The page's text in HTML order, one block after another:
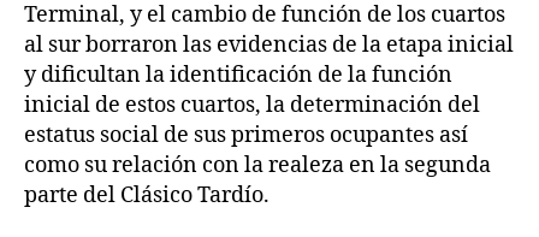
Terminal, y el cambio de función de los cuartos
al sur borraron las evidencias de la etapa inicial
y dificultan la identificación de la función
inicial de estos cuartos, la determinación del
estatus social de sus primeros ocupantes así
como su relación con la realeza en la segunda
parte del Clásico Tardío.